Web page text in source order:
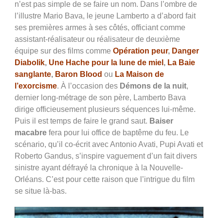
n’est pas simple de se faire un nom. Dans l’ombre de
l’illustre Mario Bava, le jeune Lamberto a d’abord fait
ses premières armes à ses côtés, officiant comme
assistant-réalisateur ou réalisateur de deuxième
équipe sur des films comme Opération peur, Danger
Diabolik, Une Hache pour la lune de miel , La Baie
sanglante, Baron Blood ou La Maison de
l’exorcisme. À l’occasion des Démons de la nuit,
dernier long-métrage de son père, Lamberto Bava
dirige officieusement plusieurs séquences lui-même.
Puis il est temps de faire le grand saut. Baiser
macabre fera pour lui office de baptême du feu. Le
scénario, qu’il co-écrit avec Antonio Avati, Pupi Avati et
Roberto Gandus, s’inspire vaguement d’un fait divers
sinistre ayant défrayé la chronique à la Nouvelle-
Orléans. C’est pour cette raison que l’intrigue du film
se situe là-bas.